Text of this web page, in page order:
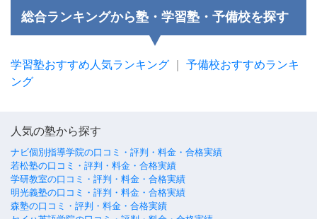
総合ランキングから塾・学習塾・予備校を探す
学習塾おすすめ人気ランキング
予備校おすすめランキ
ング
人気の塾から探す
ナビ個別指導学院の口コミ・評判・料金・合格実績
若松塾の口コミ・評判・料金・合格実績
学研教室の口コミ・評判・料金・合格実績
明光義塾の口コミ・評判・料金・合格実績
森塾の口コミ・評判・料金・合格実績